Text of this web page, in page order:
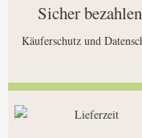
Sicher bezahlen
Käuferschutz und